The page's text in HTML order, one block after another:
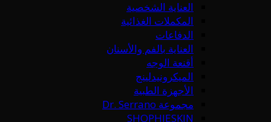
العناية الشخصية
المكملات الغذائية
الدفاعات
العناية بالفم والأسنان
أقنعة الوجه
الميكرونيدلينج
الأجهزة الطبية
مجموعة Dr. Serrano
SHOPHIESKIN